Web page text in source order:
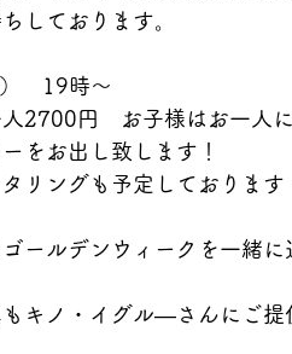
しております。
　19時～
2700円　お子様はお一人
をお出し致します！
リングも予定しております
ールデンウィークを一緒に
もキノ・イグル―さんにご提